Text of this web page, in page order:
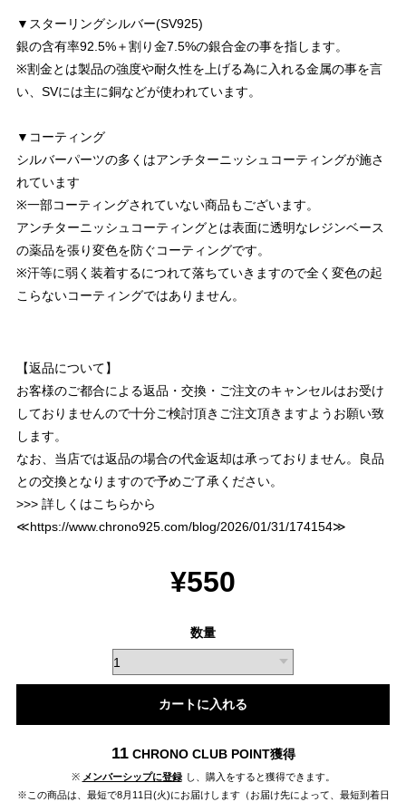
▼スターリングシルバー(SV925)
銀の含有率92.5%＋割り金7.5%の銀合金の事を指します。
※割金とは製品の強度や耐久性を上げる為に入れる金属の事を言
い、SVには主に銅などが使われています。
▼コーティング
シルバーパーツの多くはアンチターニッシュコーティングが施さ
れています
※一部コーティングされていない商品もございます。
アンチターニッシュコーティングとは表面に透明なレジンベース
の薬品を張り変色を防ぐコーティングです。
※汗等に弱く装着するにつれて落ちていきますので全く変色の起
こらないコーティングではありません。
【返品について】
お客様のご都合による返品・交換・ご注文のキャンセルはお受け
しておりませんので十分ご検討頂きご注文頂きますようお願い致
します。
なお、当店では返品の場合の代金返却は承っておりません。良品
との交換となりますので予めご了承ください。
>>> 詳しくはこちらから
≪https://www.chrono925.com/blog/2026/01/31/174154≫
¥550
数量
カートに入れる
11 CHRONO CLUB POINT獲得
※ メンバーシップに登録 し、購入をすると獲得できます。
※この商品は、最短で8月11日(火)にお届けします（お届け先によって、最短到着日